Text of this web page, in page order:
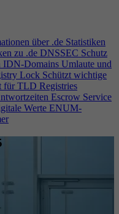
über .de Statistiken
zu .de DNSSEC Schutz
IDN-Domains Umlaute und
Lock Schützt wichtige
für TLD Registries
Escrow Service
Werte ENUM-